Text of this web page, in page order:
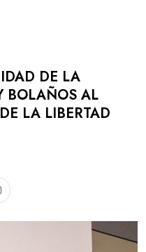
DE LA
BOLAÑOS AL
LA LIBERTAD